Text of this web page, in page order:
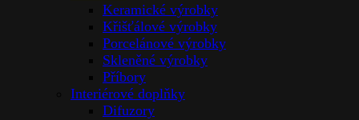
Keramické výrobky
Křišťálové výrobky
Porcelánové výrobky
Skleněné výrobky
Příbory
Interiérové doplňky
Difuzory